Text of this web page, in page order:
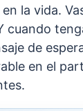
la vida.
cuando
de
en el